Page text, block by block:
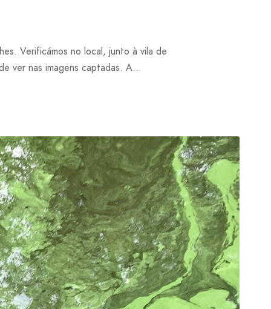
Verificámos no local, junto à vila de
ver nas imagens captadas. A...